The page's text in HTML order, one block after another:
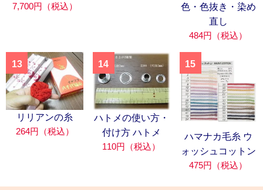
7,700円（税込）
色・色抜き・染め
直し
484円（税込）
13
リリアンの糸
264円（税込）
14
ハトメの使い方・
付け方 ハトメ
110円（税込）
15
ハマナカ毛糸 ウ
ォッシュコットン
475円（税込）